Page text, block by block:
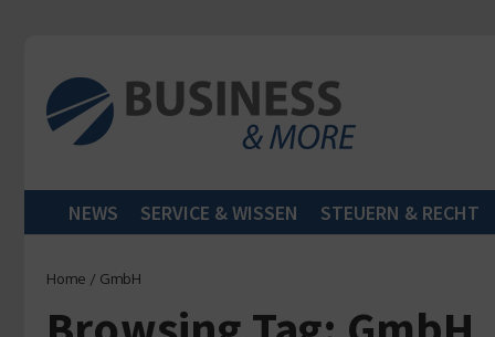
NEWS SERVICE & WISSEN STEUERN & RECHT
Home / GmbH